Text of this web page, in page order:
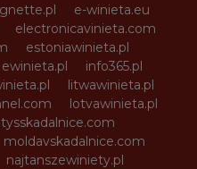
e-winieta.eu
electronicavinieta.com
estoniawinieta.pl
ewinieta.pl
info365.pl
litwawinieta.pl
lotvawinieta.pl
moldavskadalnice.com
najtanszewiniety.pl